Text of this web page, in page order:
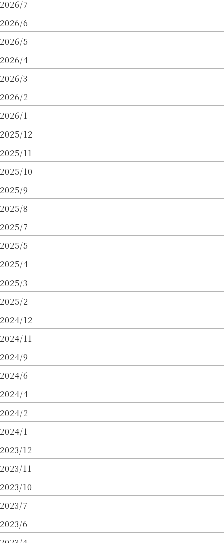
2026/7
2026/6
2026/5
2026/4
2026/3
2026/2
2026/1
2025/12
2025/11
2025/10
2025/9
2025/8
2025/7
2025/5
2025/4
2025/3
2025/2
2024/12
2024/11
2024/9
2024/6
2024/4
2024/2
2024/1
2023/12
2023/11
2023/10
2023/7
2023/6